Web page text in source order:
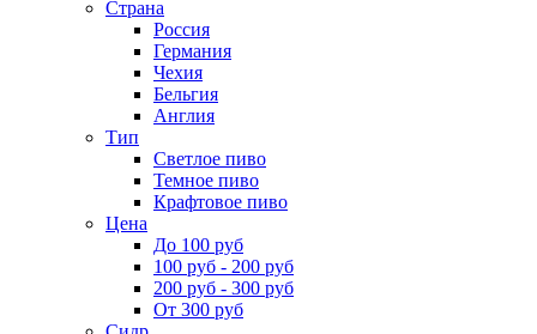
Страна
Россия
Германия
Чехия
Бельгия
Англия
Тип
Светлое пиво
Темное пиво
Крафтовое пиво
Цена
До 100 руб
100 руб - 200 руб
200 руб - 300 руб
От 300 руб